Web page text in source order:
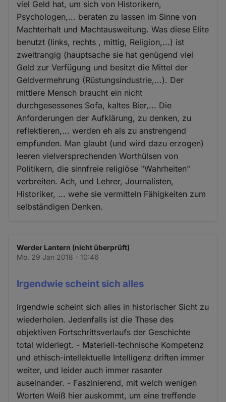
viel Geld hat, um sich von Historikern,
Psychologen,... beraten zu lassen im Sinne von
Machterhalt und Machtausweitung. Was diese Elite
benutzt (links, rechts , mittig, Religion,...) ist
zweitrangig (hauptsache sie hat genügend viel
Geld zur Verfügung und besitzt die Mittel der
Geldvermehrung (Rüstungsindustrie,...). Der
mittlere Mensch braucht ein nicht
durchgesessenes Sofa, kaltes Bier,... Die
Anforderungen der Aufklärung, zu denken, zu
reflektieren,... werden eh als zu anstrengend
empfunden. Man glaubt (und wird dazu erzogen)
leeren vielversprechenden Worthülsen von
Politikern, die sinnfreie religiöse "Wahrheiten"
verbreiten. Ach, und Lehrer, Journalisten,
Historiker, ... wehe sie vermitteln Fähigkeiten zum
selbständigen Denken.
Werder Lantern (nicht überprüft)
Mo. 29 Jan 2018 - 10:46
Irgendwie scheint sich alles
Irgendwie scheint sich alles in historischer Sicht zu
wiederholen. Jedenfalls ist die These des
objektiven Fortschrittsverlaufs der Geschichte
total widerlegt. - Materiell-technische Kompetenz
und ethisch-intellektuelle Intelligenz driften immer
weiter, und leider auch immer rasanter
auseinander. - Faszinierend, mit welch wenigen
Worten Weiß hier auskommt, um eine treffende